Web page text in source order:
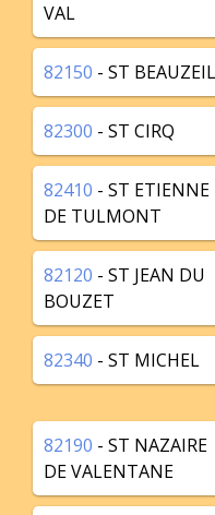
VAL
82150 - ST BEAUZEIL
82300 - ST CIRQ
82410 - ST ETIENNE
DE TULMONT
82120 - ST JEAN DU
BOUZET
82340 - ST MICHEL
82190 - ST NAZAIRE
DE VALENTANE